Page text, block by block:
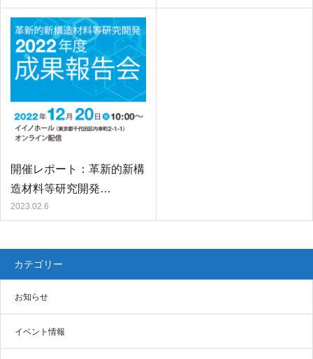
開催レポート：革新的新構
造材料等研究開発…
2023.02.6
カテゴリー
お知らせ
イベント情報